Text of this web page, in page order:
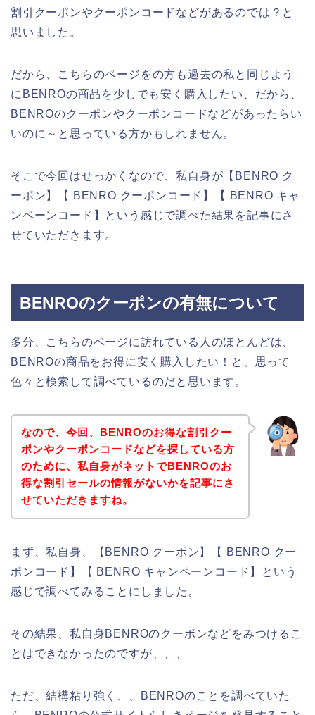
割引クーポンやクーポンコードなどがあるのでは？と
思いました。
だから、こちらのページをの方も過去の私と同じよう
にBENROの商品を少しでも安く購入したい、だから、
BENROのクーポンやクーポンコードなどがあったらい
いのに～と思っている方かもしれません。
そこで今回はせっかくなので、私自身が【BENRO ク
ーポン】【 BENRO クーポンコード】【 BENRO キャ
ンペーンコード】という感じで調べた結果を記事にさ
せていただきます。
BENROのクーポンの有無について
多分、こちらのページに訪れている人のほとんどは、
BENROの商品をお得に安く購入したい！と、思って
色々と検索して調べているのだと思います。
なので、今回、BENROのお得な割引クー
ポンやクーポンコードなどを探している方
のために、私自身がネットでBENROのお
得な割引セールの情報がないかを記事にさ
せていただきますね。
まず、私自身、【BENRO クーポン】【 BENRO クー
ポンコード】【 BENRO キャンペーンコード】という
感じで調べてみることにしました。
その結果、私自身BENROのクーポンなどをみつけるこ
とはできなかったのですが、、、
ただ、結構粘り強く、、BENROのことを調べていた